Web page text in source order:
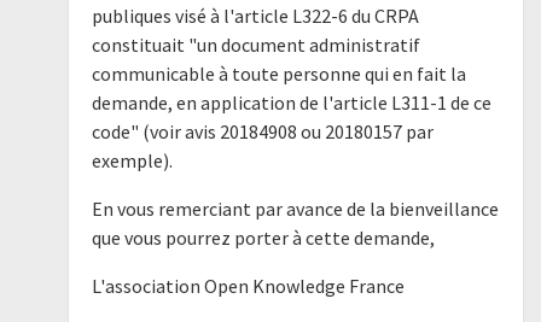
publiques visé à l'article L322-6 du CRPA
constituait "un document administratif
communicable à toute personne qui en fait la
demande, en application de l'article L311-1 de ce
code" (voir avis 20184908 ou 20180157 par
exemple).
En vous remerciant par avance de la bienveillance
que vous pourrez porter à cette demande,
L'association Open Knowledge France